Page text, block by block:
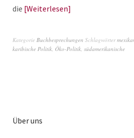
die Weiterlesen
Kategorie Buchbesprechungen Schlagwörter
karibische Politik, Öko-Politik, südamerikanische
Über uns